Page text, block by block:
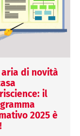
aria di novità
il
2025 è